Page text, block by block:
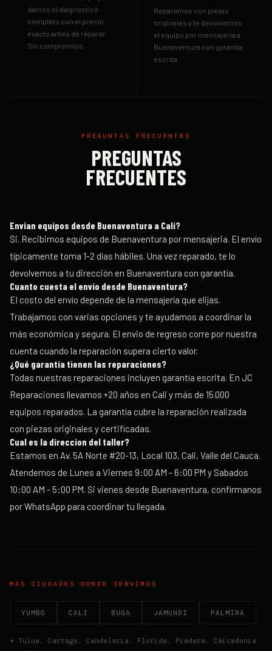
damos el diagnostico
completo con el precio
exacto antes de reparar.
Sin compromiso.
Reparamos con piezas
originales y te devolvemos
el equipo por mensajería a
Buenaventura con garantía
escrita.
PREGUNTAS FRECUENTES
PREGUNTAS
FRECUENTES
Envian equipos desde Buenaventura a Cali?
Si. Recibimos equipos de Buenaventura por mensajeria. El envío
típicamente toma 1-2 días hábiles. Una vez reparado, te lo
devolvemos a tu dirección en Buenaventura con garantía.
Cuanto cuesta el envio desde Buenaventura?
El costo del envío depende de la mensajería que elijas.
Trabajamos con varias opciones y te ayudamos a coordinar la
más económica y segura. El envio de regreso corre por nuestra
cuenta cuando la reparación supera cierto valor.
¿Qué garantía tienen las reparaciones?
Todas nuestras reparaciones incluyen garantía escrita. En JC
Reparaciones llevamos +20 años en Cali y más de 15.000
equipos reparados. La garantía cubre la reparación realizada
con piezas originales y certificadas.
Cual es la direccion del taller?
Estamos en Av. 5A Norte #20-13, Local 103, Cali, Valle del Cauca.
Atendemos de Lunes a Viernes 9:00 AM - 6:00 PM y Sabados
10:00 AM - 5:00 PM. Si vienes desde Buenaventura, confirmanos
por WhatsApp para coordinar tu llegada.
MAS CIUDADES DONDE SERVIMOS
YUMBO CALI BUGA JAMUNDI PALMIRA
+ Tulua , Cartago , Candelaria , Florida , Pradera , Caicedonia